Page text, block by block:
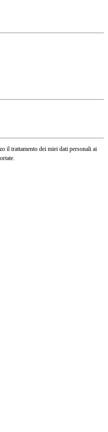
il trattamento dei miei dati personali ai